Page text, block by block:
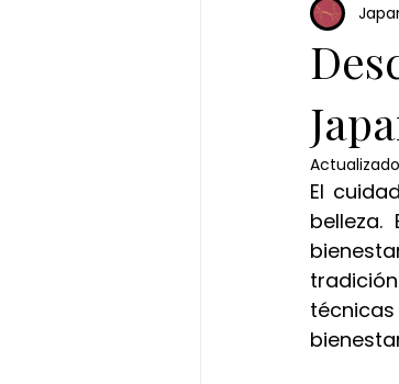
Japanese Head
masajes del mundo
masaje de chocolate
El
belleza.